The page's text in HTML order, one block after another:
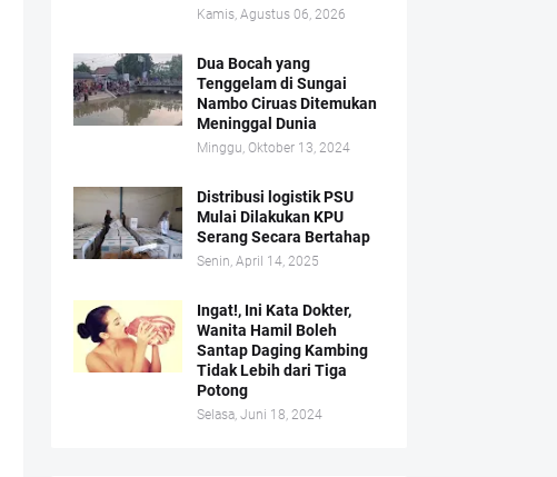
Kamis, Agustus 06, 2026
Dua Bocah yang
Tenggelam di Sungai
Nambo Ciruas Ditemukan
Meninggal Dunia
Minggu, Oktober 13, 2024
Distribusi logistik PSU
Mulai Dilakukan KPU
Serang Secara Bertahap
Senin, April 14, 2025
Ingat!, Ini Kata Dokter,
Wanita Hamil Boleh
Santap Daging Kambing
Tidak Lebih dari Tiga
Potong
Selasa, Juni 18, 2024